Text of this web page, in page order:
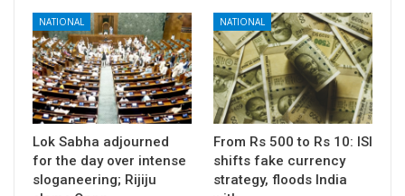
NATIONAL
Lok Sabha adjourned
for the day over intense
sloganeering; Rijiju
NATIONAL
From Rs 500 to Rs 10: ISI
shifts fake currency
strategy, floods India